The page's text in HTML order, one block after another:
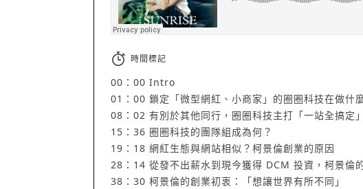
時間標記
00：00 Intro
01：00 鎖定「微型網紅、小商家」的圈圈科技在做什
08：02 有別於其他同行，圈圈科技主打「一站全搞定
15：36 圈圈科技的團隊組成為何？
19：18 網紅生態與網站相似？柯景倫創業的原因
28：14 從發不出薪水到現今獲得 DCM 投資，柯景倫
38：30 柯景倫的創業初衷：「想讓世界有所不同」